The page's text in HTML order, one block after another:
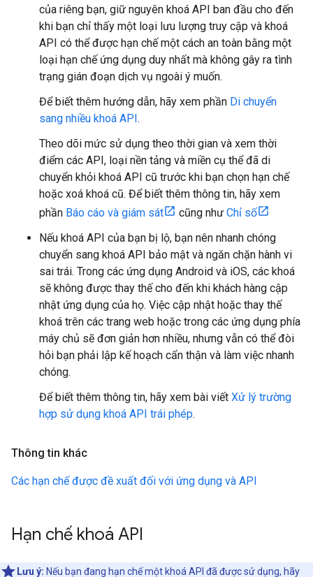
của riêng bạn, giữ nguyên khoá API ban đầu cho đến
khi bạn chỉ thấy một loại lưu lượng truy cập và khoá
API có thể được hạn chế một cách an toàn bằng một
loại hạn chế ứng dụng duy nhất mà không gây ra tình
trạng gián đoạn dịch vụ ngoài ý muốn.
Để biết thêm hướng dẫn, hãy xem phần Di chuyển
sang nhiều khoá API.
Theo dõi mức sử dụng theo thời gian và xem thời
điểm các API, loại nền tảng và miền cụ thể đã di
chuyển khỏi khoá API cũ trước khi bạn chọn hạn chế
hoặc xoá khoá cũ. Để biết thêm thông tin, hãy xem
phần Báo cáo và giám sát cũng như Chỉ số
Nếu khoá API của bạn bị lộ, bạn nên nhanh chóng
chuyển sang khoá API bảo mật và ngăn chặn hành vi
sai trái. Trong các ứng dụng Android và iOS, các khoá
sẽ không được thay thế cho đến khi khách hàng cập
nhật ứng dụng của họ. Việc cập nhật hoặc thay thế
khoá trên các trang web hoặc trong các ứng dụng phía
máy chủ sẽ đơn giản hơn nhiều, nhưng vẫn có thể đòi
hỏi bạn phải lập kế hoạch cẩn thận và làm việc nhanh
chóng.
Để biết thêm thông tin, hãy xem bài viết Xử lý trường
hợp sử dụng khoá API trái phép.
Thông tin khác
Các hạn chế được đề xuất đối với ứng dụng và API
Hạn chế khoá API
Lưu ý: Nếu bạn đang hạn chế một khoá API đã được sử dụng, hãy